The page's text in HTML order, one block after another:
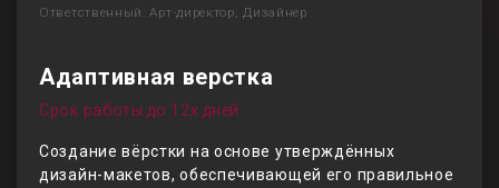
Ответственный: Арт-директор, Дизайнер
Адаптивная верстка
Срок работы до 12х дней
Создание вёрстки на основе утверждённых
дизайн-макетов, обеспечивающей его правильное